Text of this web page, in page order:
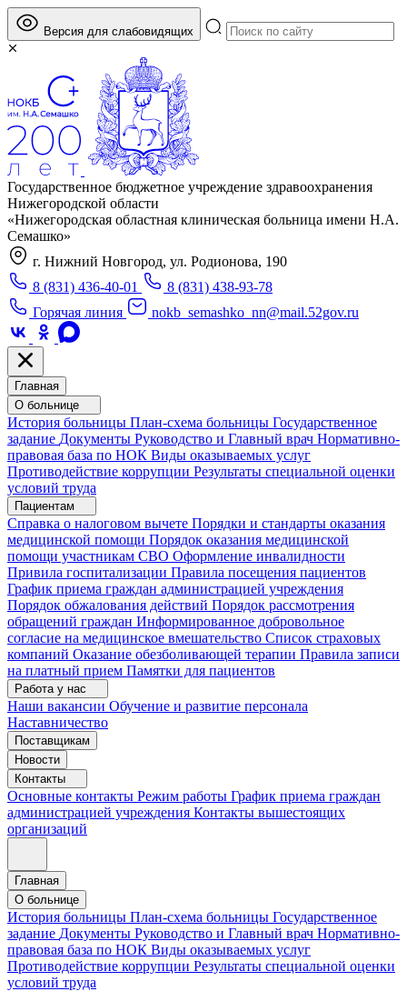
Версия для слабовидящих
Государственное бюджетное учреждение здравоохранения
Нижегородской области
«Нижегородская областная клиническая больница имени Н.А.
Семашко»
г. Нижний Новгород, ул. Родионова, 190
8 (831) 436-40-01
8 (831) 438-93-78
Горячая линия
nokb_semashko_nn@mail.52gov.ru
Главная
О больнице
История больницы План-схема больницы Государственное
задание Документы Руководство и Главный врач Нормативно-
правовая база по НОК Виды оказываемых услуг
Противодействие коррупции Результаты специальной оценки
условий труда
Пациентам
Справка о налоговом вычете Порядки и стандарты оказания
медицинской помощи Порядок оказания медицинской
помощи участникам СВО Оформление инвалидности
Привила госпитализации Правила посещения пациентов
График приема граждан администрацией учреждения
Порядок обжалования действий Порядок рассмотрения
обращений граждан Информированное добровольное
согласие на медицинское вмешательство Список страховых
компаний Оказание обезболивающей терапии Правила записи
на платный прием Памятки для пациентов
Работа у нас
Наши вакансии Обучение и развитие персонала
Наставничество
Поставщикам
Новости
Контакты
Основные контакты Режим работы График приема граждан
администрацией учреждения Контакты вышестоящих
организаций
Главная
О больнице
История больницы План-схема больницы Государственное
задание Документы Руководство и Главный врач Нормативно-
правовая база по НОК Виды оказываемых услуг
Противодействие коррупции Результаты специальной оценки
условий труда